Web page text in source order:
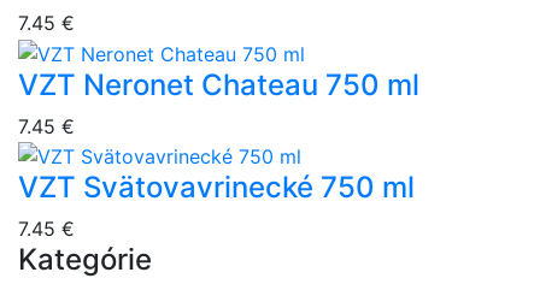
7.45 €
VZT Neronet Chateau 750 ml
7.45 €
VZT Svätovavrinecké 750 ml
7.45 €
Kategórie